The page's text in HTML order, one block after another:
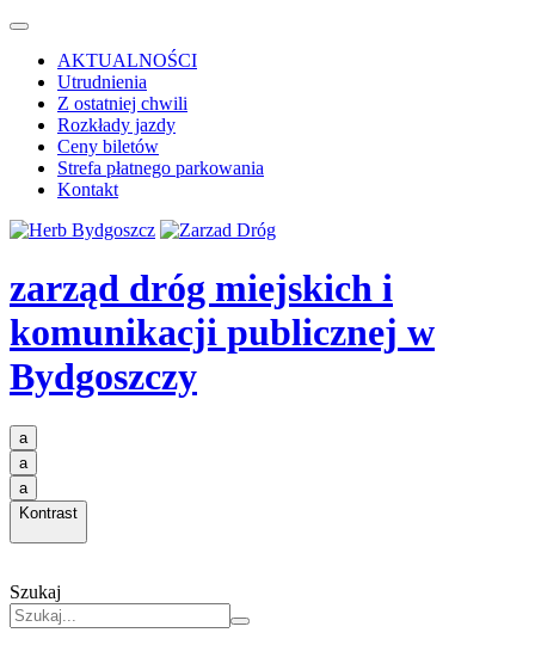
AKTUALNOŚCI
Utrudnienia
Z ostatniej chwili
Rozkłady jazdy
Ceny biletów
Strefa płatnego parkowania
Kontakt
zarząd dróg miejskich i
komunikacji publicznej w
Bydgoszczy
a
a
a
Kontrast
Szukaj